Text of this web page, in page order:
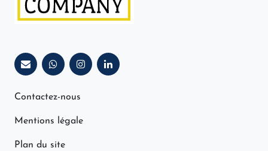
Contactez-nous
Mentions légale
Plan du site